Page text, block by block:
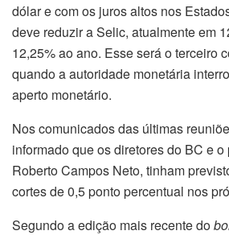
dólar e com os juros altos nos
deve reduzir a Selic, atualmente em
12,25% ao ano. Esse será o terceiro
quando a autoridade monetária
aperto monetário.
Nos comunicados das últimas
informado que os diretores do BC e
Roberto Campos Neto, tinham
cortes de 0,5 ponto percentual nos
Segundo a edição mais recente do